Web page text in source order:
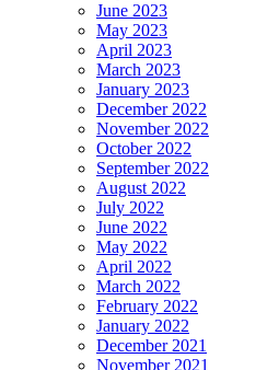
June 2023
May 2023
April 2023
March 2023
January 2023
December 2022
November 2022
October 2022
September 2022
August 2022
July 2022
June 2022
May 2022
April 2022
March 2022
February 2022
January 2022
December 2021
November 2021